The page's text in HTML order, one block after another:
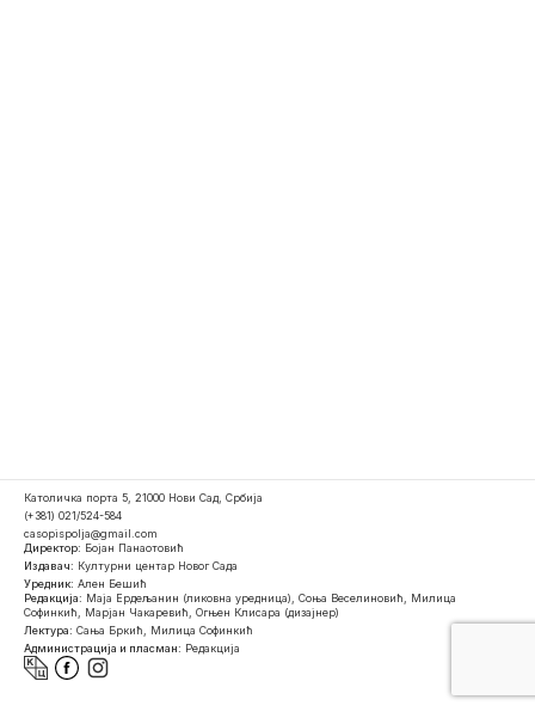
Католичка порта 5, 21000 Нови Сад, Србија
(+381) 021/524-584
casopispolja@gmail.com
Директор: Бојан Панаотовић
Издавач: Културни центар Новог Сада
Уредник: Ален Бешић
Редакција: Маја Ердељанин (ликовна уредница), Соња Веселиновић, Милица
Софинкић, Марјан Чакаревић, Огњен Клисара (дизајнер)
Лектура: Сања Бркић, Милица Софинкић
Администрација и пласман: Редакција